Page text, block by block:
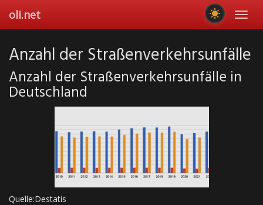
main
oli.net
Anzahl der Straßenverkehrsunfälle
Anzahl der Straßenverkehrsunfälle in
Deutschland
Quelle:Destatis